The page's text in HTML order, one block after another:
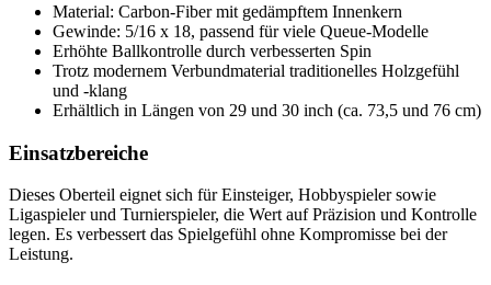
Material: Carbon-Fiber mit gedämpftem Innenkern
Gewinde: 5/16 x 18, passend für viele Queue-Modelle
Erhöhte Ballkontrolle durch verbesserten Spin
Trotz modernem Verbundmaterial traditionelles Holzgefühl
und -klang
Erhältlich in Längen von 29 und 30 inch (ca. 73,5 und 76 cm)
Einsatzbereiche
Dieses Oberteil eignet sich für Einsteiger, Hobbyspieler sowie
Ligaspieler und Turnierspieler, die Wert auf Präzision und Kontrolle
legen. Es verbessert das Spielgefühl ohne Kompromisse bei der
Leistung.